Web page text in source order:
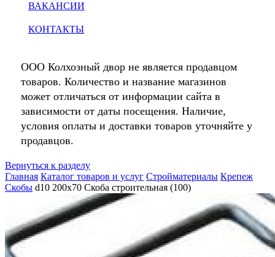
ВАКАНСИИ
КОНТАКТЫ
ООО Колхозный двор не является продавцом
товаров. Количество и название магазинов
может отличаться от информации сайта в
зависимости от даты посещения. Наличие,
условия оплаты и доставки товаров уточняйте у
продавцов.
Вернуться к разделу
Главная Каталог товаров и услуг Стройматериалы Крепеж
Скобы d10 200х70 Скоба строительная (100)